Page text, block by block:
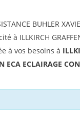
BUHLER
à ILLKIRCH
à vos besoins à
ECA ECLAIRAGE